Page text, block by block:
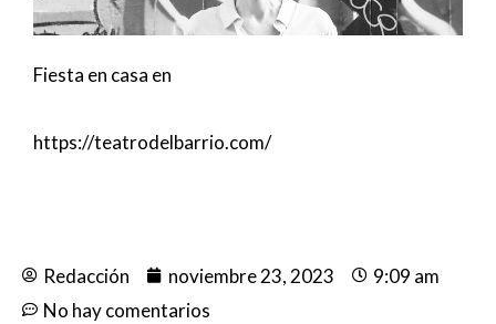
Fiesta en casa en
https://teatrodelbarrio.com/
Redacción noviembre 23, 2023
9:09 am
No hay comentarios